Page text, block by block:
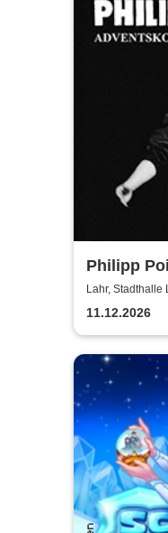
Philipp
Lahr, Stadthalle
11.12.2026